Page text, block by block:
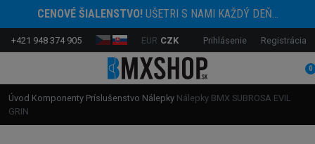
CENOVÉ ŠIALENSTVO!UŠETRI S NAMI KAŽDÝ DEŇ...
+421 948 374 905 EUR CZK Prihlásenie Registrácia
0
Úvod Komponenty Príslušenstvo Nálepky Nálepky BMX SUBROSA EVIL
GRIN